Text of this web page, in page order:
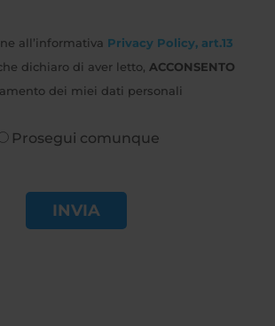
all’informativa Privacy Policy, art.13
che dichiaro di aver letto, ACCONSENTO
dei miei dati personali
Prosegui comunque